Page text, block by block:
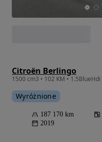
Citroën Berlingo
Wyróżnione
187 170 km
2019